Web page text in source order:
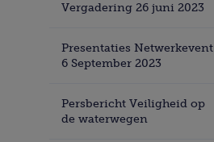
Vergadering 26 juni 2023
Presentaties Netwerkevent
6 September 2023
Persbericht Veiligheid op
de waterwegen